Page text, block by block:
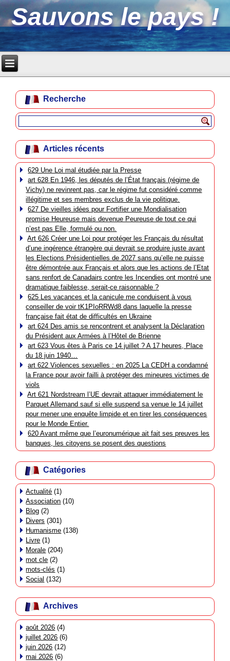
Sauvons le pays !
Recherche
Articles récents
629 Une Loi mal étudiée par la Presse
art 628 En 1946, les députés de l’État français (régime de
Vichy) ne revinrent pas, car le régime fut considéré comme
illégitime et ses membres exclus de la vie politique.
627 De vieilles idées pour Fortifier une Mondialisation
promise Heureuse mais devenue Peureuse de tout ce qui
n’est pas Elle, formulé ou non.
Art 626 Créer une Loi pour protéger les Français du résultat
d’une ingérence étrangère qui devrait se produire juste avant
les Elections Présidentielles de 2027 sans qu’elle ne puisse
être démontrée aux Français et alors que les actions de l’Etat
sans renfort de Canadairs contre les Incendies ont montré une
dramatique faiblesse, serait-ce raisonnable ?
625 Les vacances et la canicule me conduisent à vous
conseiller de voir tK1PIoRRWd8 dans laquelle la presse
française fait état de difficultés en Ukraine
art 624 Des amis se rencontrent et analysent la Déclaration
du Président aux Armées à l’Hôtel de Brienne
art 623 Vous êtes à Paris ce 14 juillet ? A 17 heures, Place
du 18 juin 1940…
art 622 Violences sexuelles : en 2025 La CEDH a condamné
la France pour avoir failli à protéger des mineures victimes de
viols
Art 621 Nordstream l’UE devrait attaquer immédiatement le
Parquet Allemand sauf si elle suspend sa venue le 14 juillet
pour mener une enquête limpide et en tirer les conséquences
pour le Monde Entier.
620 Avant même que l’euronumérique ait fait ses preuves les
banques, les citoyens se posent des questions
Catégories
Actualité (1)
Association (10)
Blog (2)
Divers (301)
Humanisme (138)
Livre (1)
Morale (204)
mot cle (2)
mots-clés (1)
Social (132)
Archives
août 2026 (4)
juillet 2026 (6)
juin 2026 (12)
mai 2026 (6)